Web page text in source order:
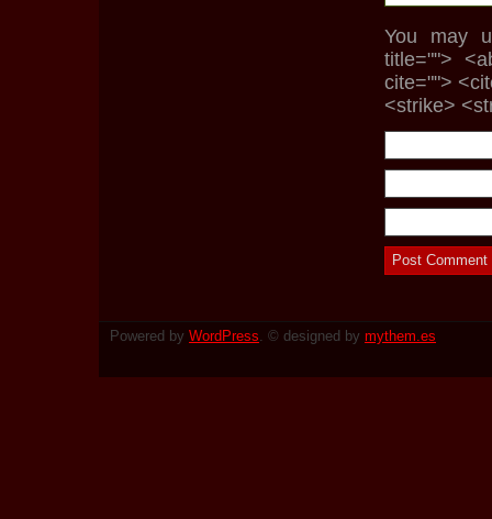
You may
title="">
cite="">
<strike>
Powered by WordPress . © designed by mythem.es